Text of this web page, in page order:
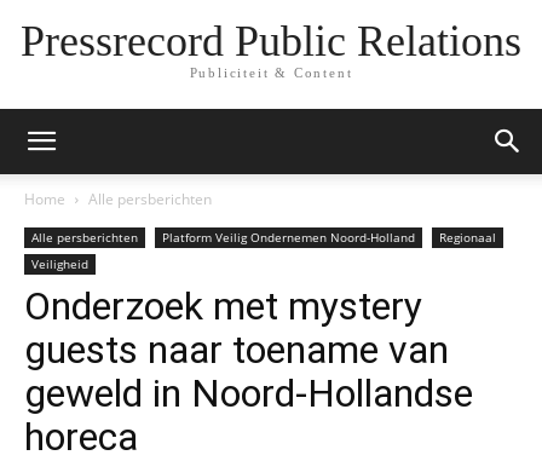
Pressrecord Public Relations
Publiciteit & Content
Home Alle persberichten
Alle persberichten Platform Veilig Ondernemen Noord-Holland
Regionaal
Veiligheid
Onderzoek met mystery
guests naar toename van
geweld in Noord-Hollandse
horeca